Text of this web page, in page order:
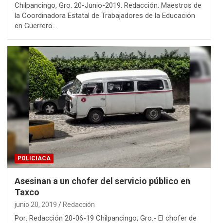
Chilpancingo, Gro. 20-Junio-2019. Redacción. Maestros de
la Coordinadora Estatal de Trabajadores de la Educación
en Guerrero…
POLICIACA
Asesinan a un chofer del servicio público en
Taxco
junio 20, 2019 Redacción
Por: Redacción 20-06-19 Chilpancingo, Gro.- El chofer de